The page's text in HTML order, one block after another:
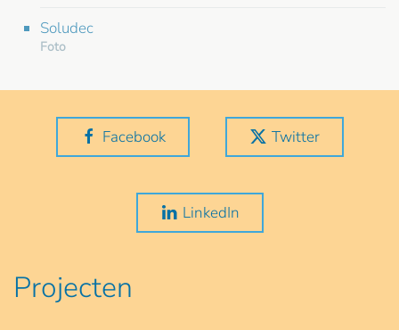
Soludec
Foto
Facebook Twitter
LinkedIn
Projecten